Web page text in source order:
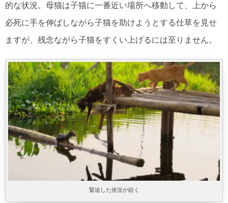
的な状況。母猫は子猫に一番近い場所へ移動して、上から
必死に手を伸ばしながら子猫を助けようとする仕草を見せ
ますが、残念ながら子猫をすくい上げるには至りません。
緊迫した状況が続く